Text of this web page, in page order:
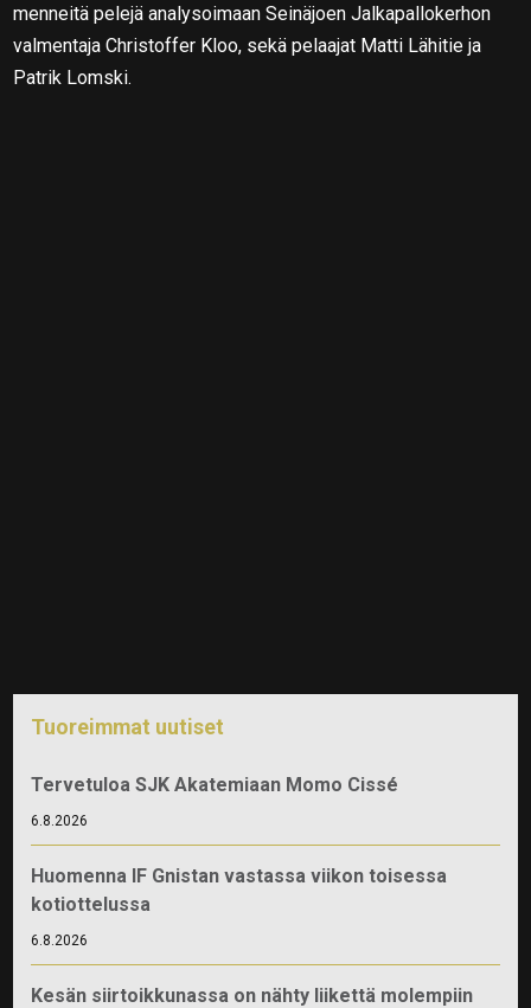
menneitä pelejä analysoimaan Seinäjoen Jalkapallokerhon
valmentaja Christoffer Kloo, sekä pelaajat Matti Lähitie ja
Patrik Lomski.
Tuoreimmat uutiset
Tervetuloa SJK Akatemiaan Momo Cissé
6.8.2026
Huomenna IF Gnistan vastassa viikon toisessa
kotiottelussa
6.8.2026
Kesän siirtoikkunassa on nähty liikettä molempiin